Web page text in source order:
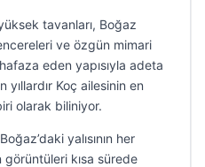
tavanları, Boğaz
ve özgün mimari
eden yapısıyla adeta
yıllardır Koç ailesinin en
olarak biliniyor.
yalısının her
görüntüleri kısa sürede